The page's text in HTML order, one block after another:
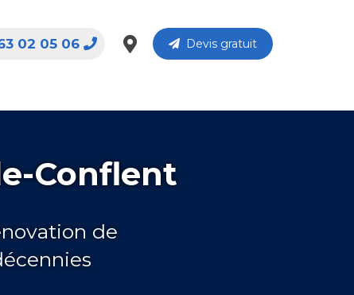
Devis gratuit
02 05 06
Conflent
de